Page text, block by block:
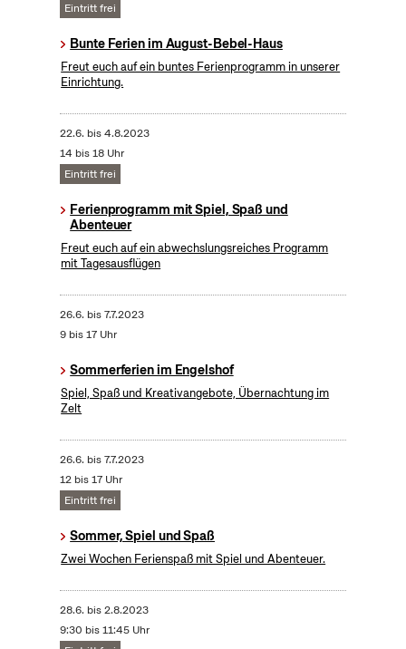
Eintritt frei
Bunte Ferien im August-Bebel-Haus
Freut euch auf ein buntes Ferienprogramm in unserer
Einrichtung.
22.6. bis4.8.2023
14 bis 18 Uhr
Eintritt frei
Ferienprogramm mit Spiel, Spaß und
Abenteuer
Freut euch auf ein abwechslungsreiches Programm
mit Tagesausflügen
26.6. bis7.7.2023
9 bis 17 Uhr
Sommerferien im Engelshof
Spiel, Spaß und Kreativangebote, Übernachtung im
Zelt
26.6. bis7.7.2023
12 bis 17 Uhr
Eintritt frei
Sommer, Spiel und Spaß
Zwei Wochen Ferienspaß mit Spiel und Abenteuer.
28.6. bis2.8.2023
9:30 bis 11:45 Uhr